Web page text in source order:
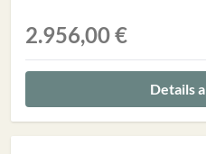
2.956,00 €
Details